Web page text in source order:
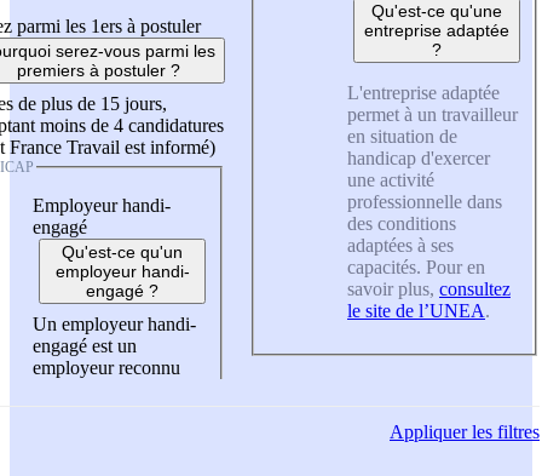
parmi les 1ers à postuler
serez-vous parmi les
premiers à postuler ?
de plus de 15 jours,
moins de 4 candidatures
France Travail est informé)
Employeur handi-
engagé
Qu'est-ce qu'un
employeur handi-
engagé ?
Un employeur handi-
engagé est un
employeur reconnu
Qu'est-ce qu'une
entreprise adaptée
?
L'entreprise adaptée
permet à un travailleur
en situation de
handicap d'exercer
une activité
professionnelle dans
des conditions
adaptées à ses
capacités. Pour en
savoir plus, consultez
le site de l’UNEA.
Appliquerles filtres